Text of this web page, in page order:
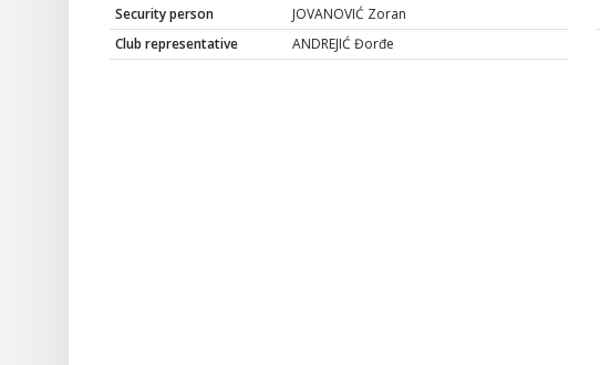
Security person
JOVANOVIĆ Zoran
Club representative
ANDREJIĆ Đorđe